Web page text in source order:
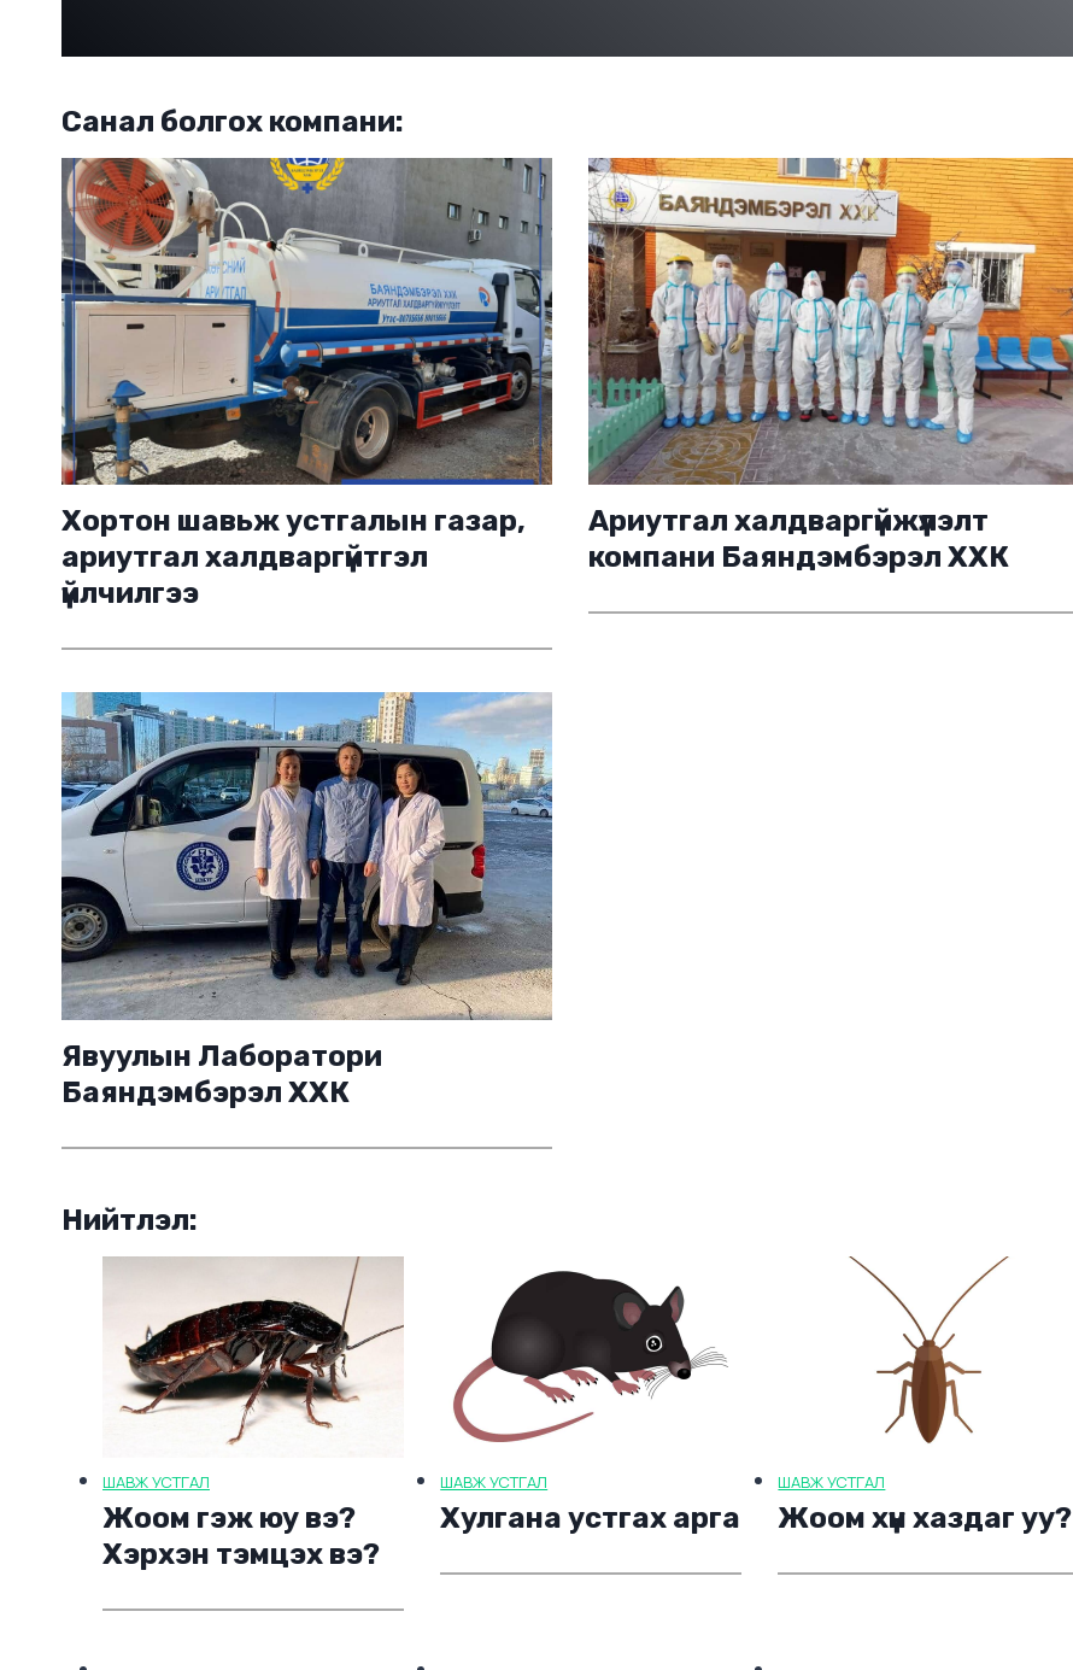
Санал болгох компани:
Хортон шавьж устгалын газар,
ариутгал халдваргүйтгэл
үйлчилгээ
Ариутгал халдваргүйжүүлэлт
компани Баяндэмбэрэл ХХК
Явуулын Лаборатори
Баяндэмбэрэл ХХК
Нийтлэл:
ШАВЖ УСТГАЛ
Жоом гэж юу вэ?
Хэрхэн тэмцэх вэ?
ШАВЖ УСТГАЛ
Хулгана устгах арга
ШАВЖ УСТГАЛ
Жоом хүн хаздаг уу?